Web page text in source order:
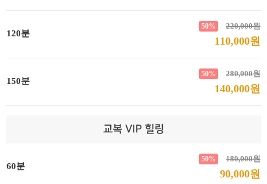
120분
220,000원
50%
110,000원
150분
280,000원
50%
140,000원
교복 VIP 힐링
60분
180,000원
50%
90,000원